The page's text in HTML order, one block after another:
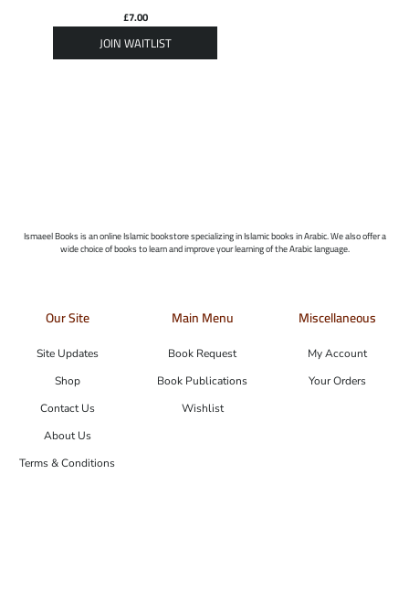
£7.00
Ismaeel Books is an online Islamic bookstore specializing in Islamic books in Arabic. We also offer a
wide choice of books to learn and improve your learning of the Arabic language.
Our Site
Site Updates
Shop
Contact Us
About Us
Terms & Conditions
Main Menu
Book Request
Book Publications
Wishlist
Miscellaneous
My Account
Your Orders